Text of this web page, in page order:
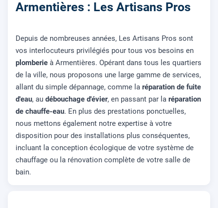
Armentières : Les Artisans Pros
Depuis de nombreuses années, Les Artisans Pros sont
vos interlocuteurs privilégiés pour tous vos besoins en
plomberie à Armentières. Opérant dans tous les quartiers
de la ville, nous proposons une large gamme de services,
allant du simple dépannage, comme la réparation de fuite
d'eau, au débouchage d'évier, en passant par la réparation
de chauffe-eau. En plus des prestations ponctuelles,
nous mettons également notre expertise à votre
disposition pour des installations plus conséquentes,
incluant la conception écologique de votre système de
chauffage ou la rénovation complète de votre salle de
bain.